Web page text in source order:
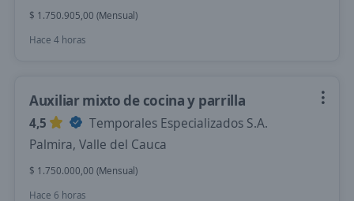
$ 1.750.905,00 (Mensual)
Hace 4 horas
Auxiliar mixto de cocina y parrilla
4,5
Temporales Especializados S.A.
Palmira, Valle del Cauca
$ 1.750.000,00 (Mensual)
Hace 6 horas